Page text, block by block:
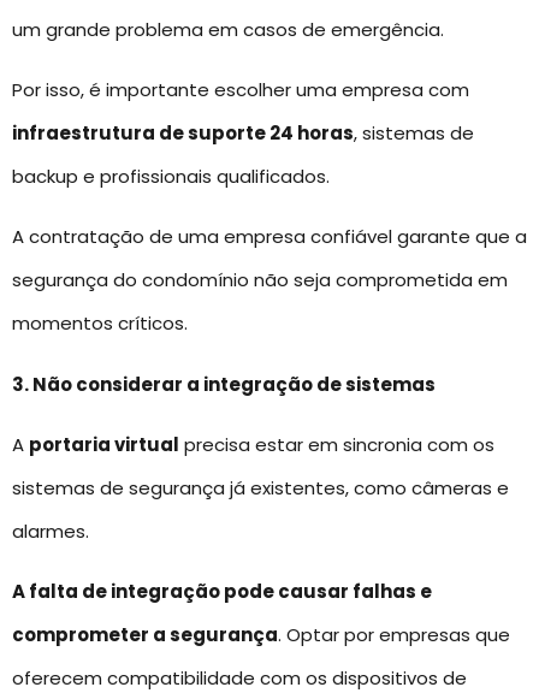
um grande problema em casos de emergência.
Por isso, é importante escolher uma empresa com
infraestrutura de suporte 24 horas, sistemas de
backup e profissionais qualificados.
A contratação de uma empresa confiável garante que a
segurança do condomínio não seja comprometida em
momentos críticos.
3. Não considerar a integração de sistemas
A portaria virtual precisa estar em sincronia com os
sistemas de segurança já existentes, como câmeras e
alarmes.
A falta de integração pode causar falhas e
comprometer a segurança. Optar por empresas que
oferecem compatibilidade com os dispositivos de